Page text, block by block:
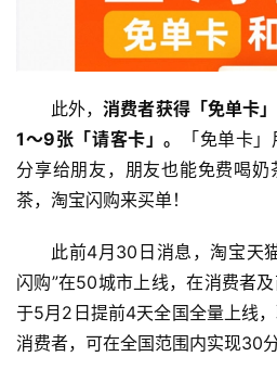
资
讯
消
费
此外，消费者获得「免单卡
1～9张「请客卡」。
「免单卡
分享给朋友，朋友也能免费喝
茶，淘宝闪购来买单！
此前4月30日消息，淘宝天
闪购”在50城市上线，在消费者
于5月2日提前4天全国全量上线
消费者，可在全国范围内实现30分